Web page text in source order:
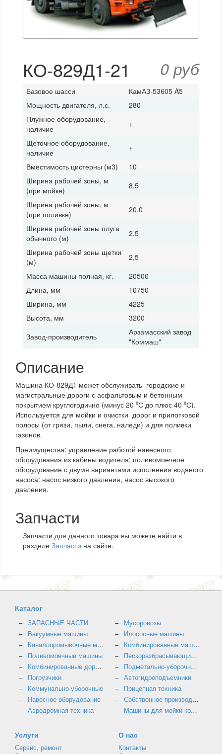
КО-829Д1-21 0 руб
Базовое шасси
КамАЗ-53605 A5
Мощность двигателя, л.с.
280
Плужное оборудование,
наличие
+
Щеточное оборудование,
наличие
+
Вместимость цистерны (м3)
10
Ширина рабочей зоны, м
(при мойке)
8,5
Ширина рабочей зоны, м
(при поливке)
20,0
Ширина рабочей зоны плуга
обычного (м)
2,5
Ширина рабочей зоны щетки
(м)
2,5
Масса машины полная, кг.
20500
Длина, мм
10750
Ширина, мм
4225
Высота, мм
3200
Завод-производитель
Арзамасский завод
"Коммаш"
Описание
Машина КО-829Д1 может обслуживать городские и
магистральные дороги с асфальтовым и бетонным
покрытием круглогодично (минус 20 ⁰С до плюс 40 ⁰С).
Используется для мойки и очистки дорог и прилотковой
полосы (от грязи, пыли, снега, наледи) и для поливки
газонов.
Преимущества: управление работой навесного
оборудования из кабины водителя; поливомоечное
оборудование с двумя вариантами исполнения водяного
насоса: насос низкого давления, насос высокого
давления.
Запчасти
Запчасти для данного товара вы можете найти в
разделе Запчасти на сайте.
Каталог
ЗАПАСНЫЕ ЧАСТИ
Мусоровозы
Вакуумные машины
Илососные машины
Каналопромывочные машины
Комбинированные машины
Поливомоечные машины
Пескоразбрасывающие машины
Комбинированные дорожные машины
Подметально-уборочные машины
Погрузчики
Автогидроподъемники
Коммунально-уборочные
Прицепная техника
Навесное оборудование
Собственное производство
Аэродромная техника
Машины для мойки контейнеров
Услуги
Сервис, ремонт
О нас
Контакты